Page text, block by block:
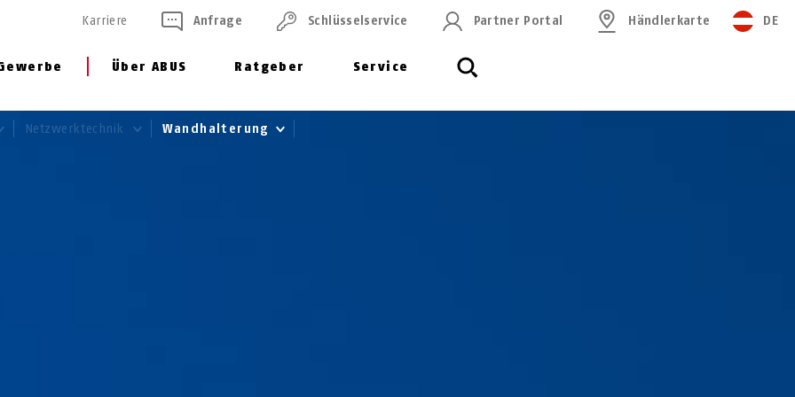
Über ABUS Ratgeber Service
Karriere Anfrage Schlüssel­service Partner Portal Händlerkarte DE
Netzwerktechnik Wandhalterung